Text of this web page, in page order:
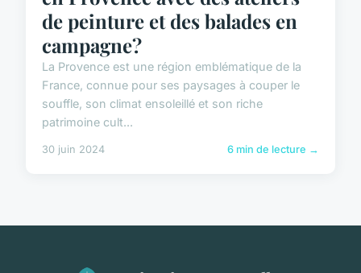
de peinture et des balades en
campagne?
La Provence est une région emblématique de la
France, connue pour ses paysages à couper le
souffle, son climat ensoleillé et son riche
patrimoine cult...
30 juin 2024 6 min de lecture →